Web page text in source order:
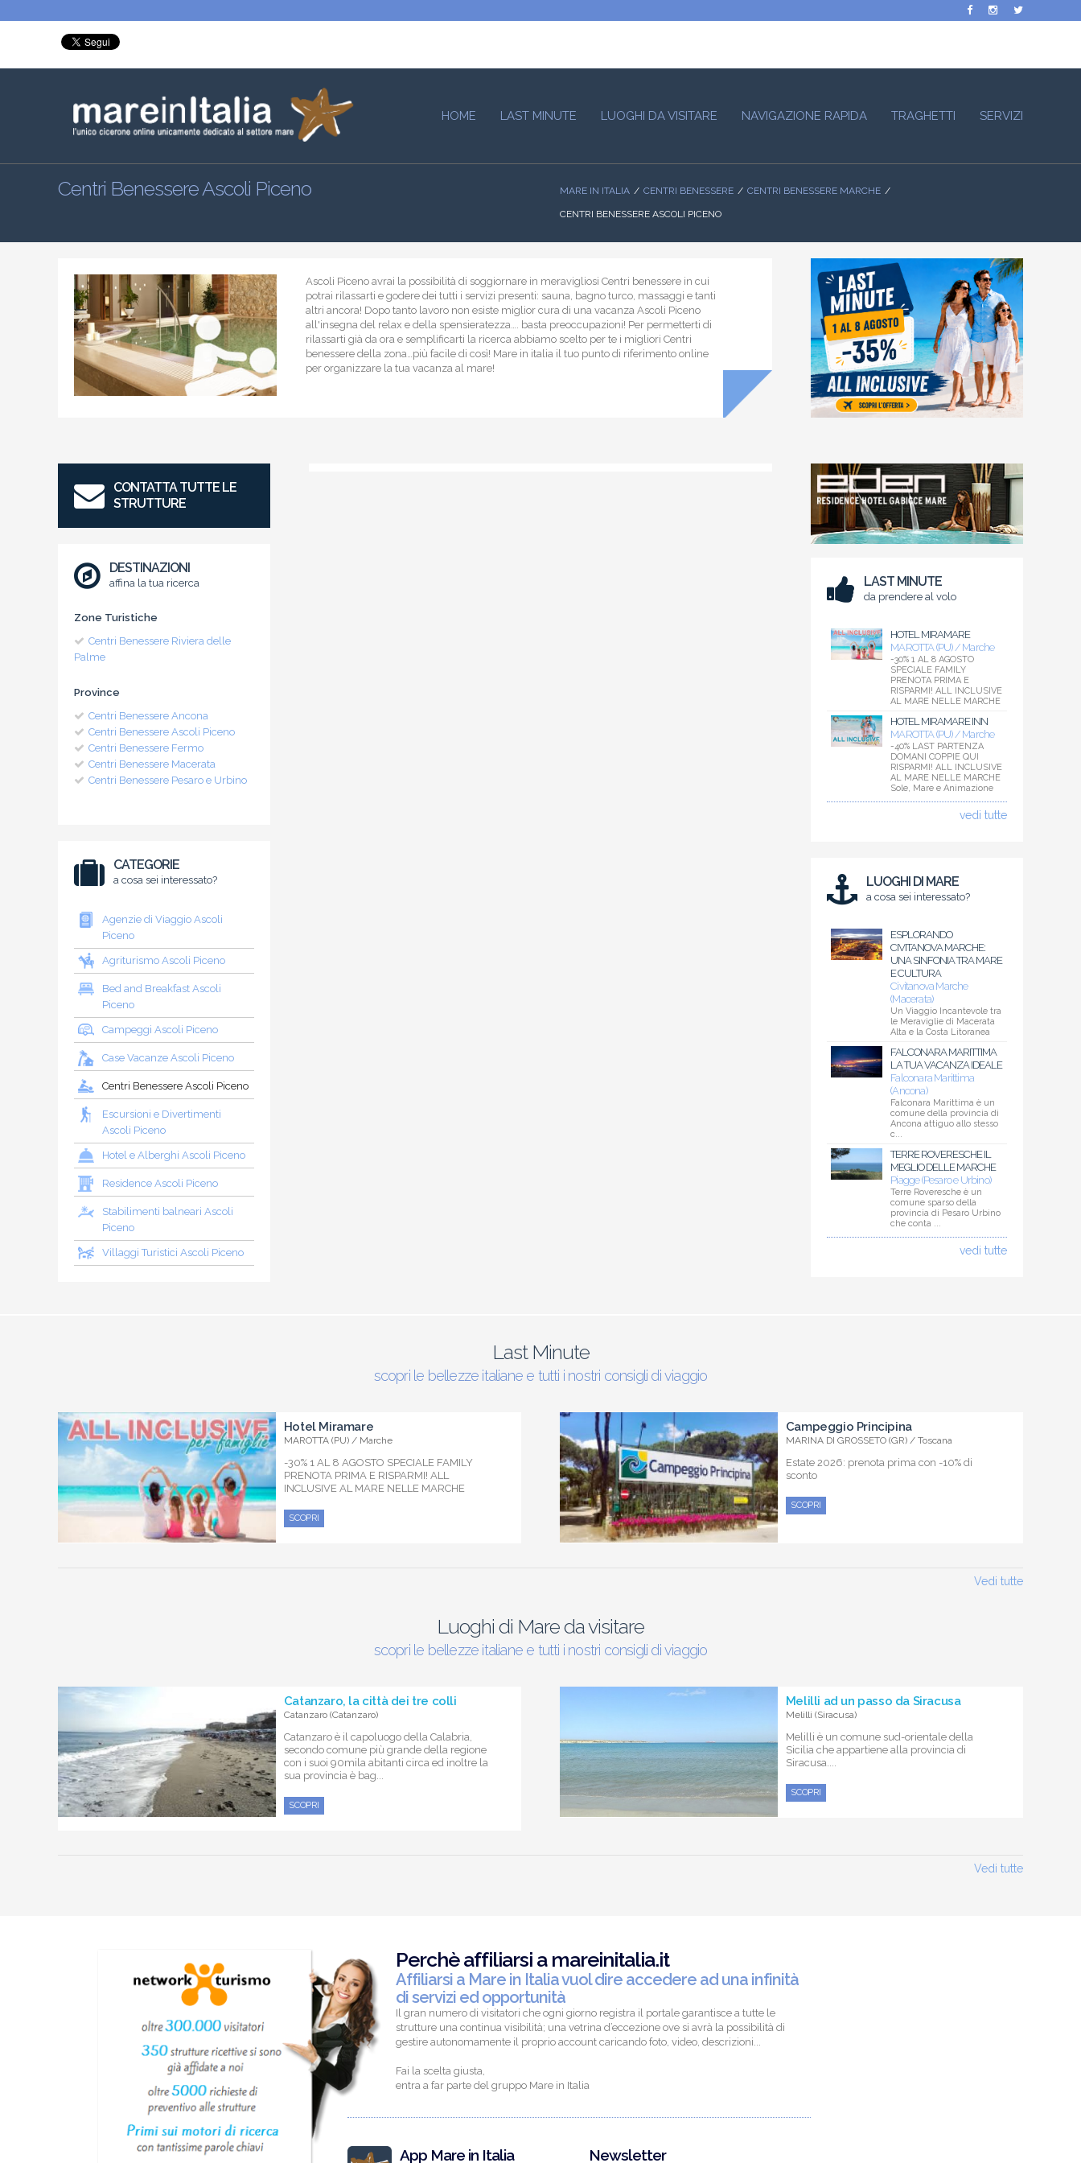
HOME LAST MINUTE LUOGHI DA VISITARE NAVIGAZIONE RAPIDA TRAGHETTI SERVIZI
Centri Benessere Ascoli Piceno MARE IN ITALIA CENTRI BENESSERE CENTRI BENESSERE MARCHE
CENTRI BENESSERE ASCOLI PICENO
Ascoli Piceno avrai la possibilità di soggiornare in meravigliosi Centri benessere in cui
potrai rilassarti e godere dei tutti i servizi presenti: sauna, bagno turco, massaggi e tanti
altri ancora! Dopo tanto lavoro non esiste miglior cura di una vacanza Ascoli Piceno
all'insegna del relax e della spensieratezza…. basta preoccupazioni! Per permetterti di
rilassarti già da ora e semplificarti la ricerca abbiamo scelto per te i migliori Centri
benessere della zona…più facile di così! Mare in italia il tuo punto di riferimento online
per organizzare la tua vacanza al mare!
CONTATTA TUTTE LE
STRUTTURE
DESTINAZIONI
affina la tua ricerca
Zone Turistiche
Centri Benessere Riviera delle
Palme
Province
Centri Benessere Ancona
Centri Benessere Ascoli Piceno
Centri Benessere Fermo
Centri Benessere Macerata
Centri Benessere Pesaro e Urbino
CATEGORIE
a cosa sei interessato?
Agenzie di Viaggio Ascoli
Piceno
Agriturismo Ascoli Piceno
Bed and Breakfast Ascoli
Piceno
Campeggi Ascoli Piceno
Case Vacanze Ascoli Piceno
Centri Benessere Ascoli Piceno
Escursioni e Divertimenti
Ascoli Piceno
Hotel e Alberghi Ascoli Piceno
Residence Ascoli Piceno
Stabilimenti balneari Ascoli
Piceno
Villaggi Turistici Ascoli Piceno
LAST MINUTE
da prendere al volo
HOTEL MIRAMARE
MAROTTA (PU) / Marche
-30% 1 AL 8 AGOSTO
SPECIALE FAMILY
PRENOTA PRIMA E
RISPARMI! ALL INCLUSIVE
AL MARE NELLE MARCHE
HOTEL MIRAMARE INN
MAROTTA (PU) / Marche
-40% LAST PARTENZA
DOMANI COPPIE QUI
RISPARMI! ALL INCLUSIVE
AL MARE NELLE MARCHE
Sole, Mare e Animazione
vedi tutte
LUOGHI DI MARE
a cosa sei interessato?
ESPLORANDO
CIVITANOVA MARCHE:
UNA SINFONIA TRA MARE
E CULTURA
Civitanova Marche
(Macerata)
Un Viaggio Incantevole tra
le Meraviglie di Macerata
Alta e la Costa Litoranea
FALCONARA MARITTIMA
LA TUA VACANZA IDEALE
Falconara Marittima
(Ancona)
Falconara Marittima è un
comune della provincia di
Ancona attiguo allo stesso
c...
TERRE ROVERESCHE IL
MEGLIO DELLE MARCHE
Piagge (Pesaro e Urbino)
Terre Roveresche è un
comune sparso della
provincia di Pesaro Urbino
che conta ...
vedi tutte
Last Minute
scopri le bellezze italiane e tutti i nostri consigli di viaggio
Hotel Miramare
MAROTTA (PU) / Marche
-30% 1 AL 8 AGOSTO SPECIALE FAMILY
PRENOTA PRIMA E RISPARMI! ALL
INCLUSIVE AL MARE NELLE MARCHE
SCOPRI
Campeggio Principina
MARINA DI GROSSETO (GR) / Toscana
Estate 2026: prenota prima con -10% di
sconto
SCOPRI
Vedi tutte
Luoghi di Mare da visitare
scopri le bellezze italiane e tutti i nostri consigli di viaggio
Catanzaro, la città dei tre colli
Catanzaro (Catanzaro)
Catanzaro è il capoluogo della Calabria,
secondo comune più grande della regione
con i suoi 90mila abitanti circa ed inoltre la
sua provincia è bag...
SCOPRI
Melilli ad un passo da Siracusa
Melilli (Siracusa)
Melilli è un comune sud-orientale della
Sicilia che appartiene alla provincia di
Siracusa....
SCOPRI
Vedi tutte
Perchè affiliarsi a mareinitalia.it
Affiliarsi a Mare in Italia vuol dire accedere ad una infinità
di servizi ed opportunità
Il gran numero di visitatori che ogni giorno registra il portale garantisce a tutte le
strutture una continua visibilità; una vetrina d’eccezione ove si avrà la possibilità di
gestire autonomamente il proprio account caricando foto, video, descrizioni...
Fai la scelta giusta,
entra a far parte del gruppo Mare in Italia
App Mare in Italia Newsletter